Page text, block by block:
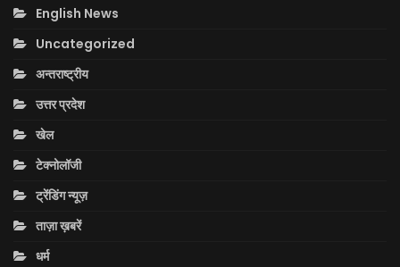
English News
Uncategorized
अन्तराष्ट्रीय
उत्तर प्रदेश
खेल
टेक्नोलॉजी
ट्रेंडिंग न्यूज़
ताज़ा ख़बरें
धर्म